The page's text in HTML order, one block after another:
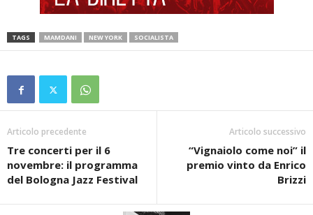
TAGS MAMDANI NEW YORK SOCIALISTA
Articolo precedente
Tre concerti per il 6
novembre: il programma
del Bologna Jazz Festival
Articolo successivo
“Vignaiolo come noi” il
premio vinto da Enrico
Brizzi